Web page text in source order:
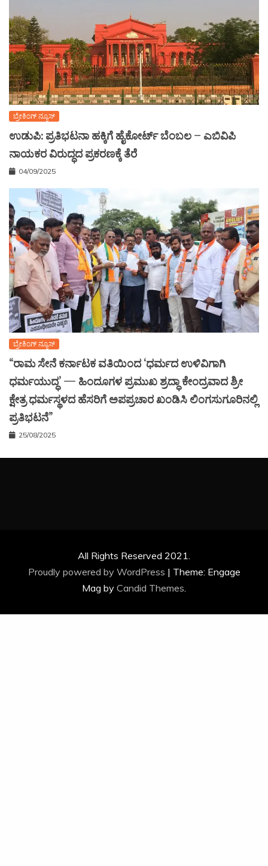
ಬ್ರೇಕಿಂಗ್ ನ್ಯೂಸ್
ಉಡುಪಿ: ಪ್ರತಿಭಟನಾ ಹಕ್ಕಿಗೆ ಹೈಕೋರ್ಟ್ ಬೆಂಬಲ – ಎಬಿವಿಪಿ
ನಾಯಕರ ವಿರುದ್ಧದ ಪ್ರಕರಣಕ್ಕೆ ತೆರೆ
04/09/2025
ಬ್ರೇಕಿಂಗ್ ನ್ಯೂಸ್
“ರಾಮ ಸೇನೆ ಕರ್ನಾಟಕ ವತಿಯಿಂದ ‘ಧರ್ಮದ ಉಳಿವಿಗಾಗಿ
ಧರ್ಮಯುದ್ಧ’ — ಹಿಂದೂಗಳ ಪ್ರಮುಖ ಶ್ರದ್ಧಾ ಕೇಂದ್ರವಾದ ಶ್ರೀ
ಕ್ಷೇತ್ರ ಧರ್ಮಸ್ಥಳದ ಹೆಸರಿಗೆ ಅಪಪ್ರಚಾರ ಖಂಡಿಸಿ ಲಿಂಗಸುಗೂರಿನಲ್ಲಿ
ಪ್ರತಿಭಟನೆ”
25/08/2025
All Rights Reserved 2021.
Proudly powered by WordPress | Theme: Engage
Mag by Candid Themes